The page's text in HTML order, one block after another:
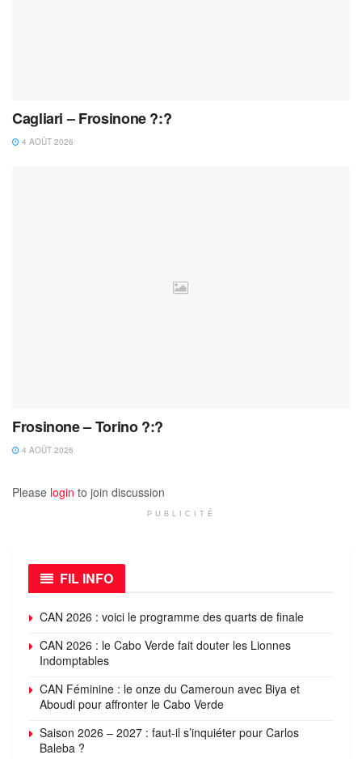
Cagliari – Frosinone ?:?
4 AOÛT 2026
Frosinone – Torino ?:?
4 AOÛT 2026
Please login to join discussion
PUBLICITÉ
FIL INFO
CAN 2026 : voici le programme des quarts de finale
CAN 2026 : le Cabo Verde fait douter les Lionnes
Indomptables
CAN Féminine : le onze du Cameroun avec Biya et
Aboudi pour affronter le Cabo Verde
Saison 2026 – 2027 : faut-il s’inquiéter pour Carlos
Baleba ?